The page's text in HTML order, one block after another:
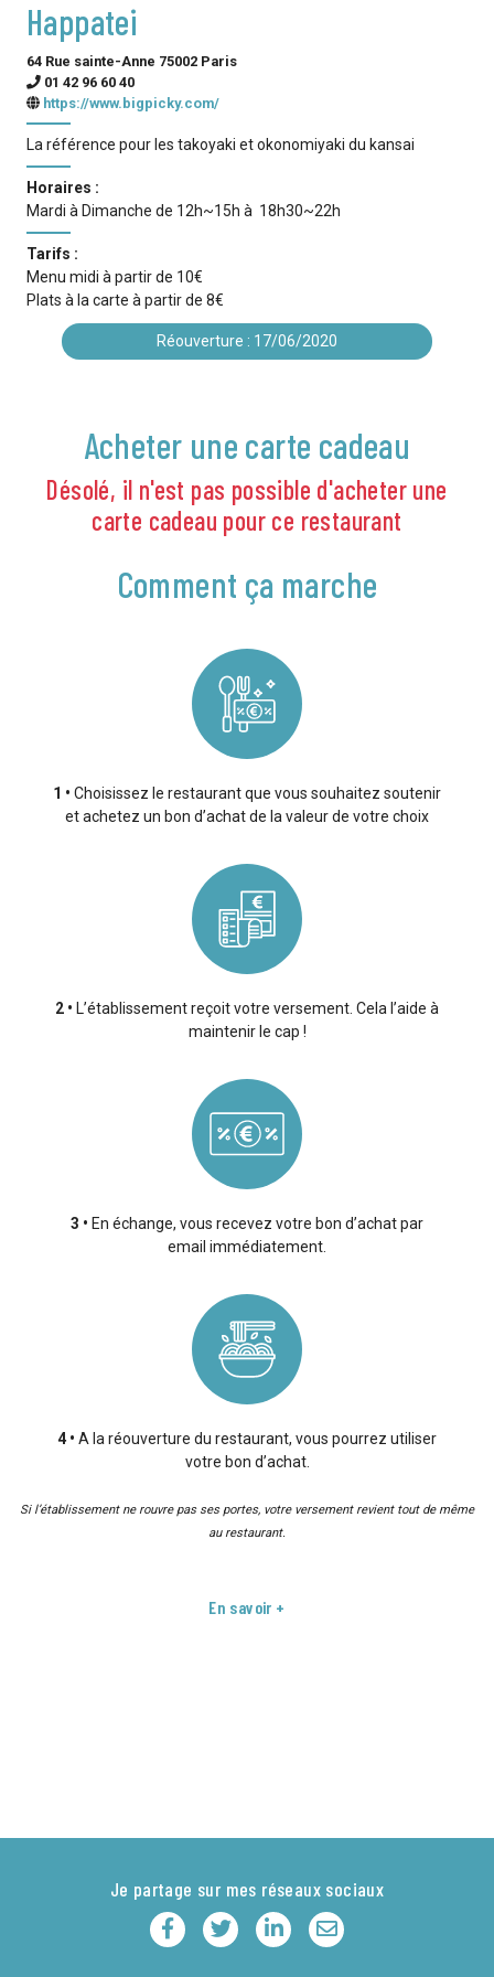
Happatei
64 Rue sainte-Anne 75002 Paris
01 42 96 60 40
https://www.bigpicky.com/
La référence pour les takoyaki et okonomiyaki du kansai
Horaires :
Mardi à Dimanche de 12h~15h à 18h30~22h
Tarifs :
Menu midi à partir de 10€
Plats à la carte à partir de 8€
Réouverture : 17/06/2020
Acheter une carte cadeau
Désolé, il n'est pas possible d'acheter une
carte cadeau pour ce restaurant
Comment ça marche
1
Choisissez le restaurant que vous souhaitez soutenir
et achetez un bon d’achat de la valeur de votre choix
2
L’établissement reçoit votre versement. Cela l’aide à
maintenir le cap !
3
En échange, vous recevez votre bon d’achat par
email immédiatement.
4
A la réouverture du restaurant, vous pourrez utiliser
votre bon d’achat.
Si l’établissement ne rouvre pas ses portes, votre versement revient tout de même
au restaurant.
En savoir +
Je partage sur mes réseaux sociaux